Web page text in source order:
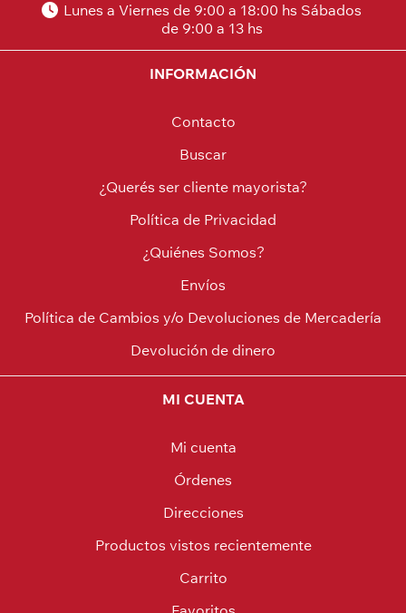
Lunes a Viernes de 9:00 a 18:00 hs Sábados
de 9:00 a 13 hs
INFORMACIÓN
Contacto
Buscar
¿Querés ser cliente mayorista?
Política de Privacidad
¿Quiénes Somos?
Envíos
Política de Cambios y/o Devoluciones de Mercadería
Devolución de dinero
MI CUENTA
Mi cuenta
Órdenes
Direcciones
Productos vistos recientemente
Carrito